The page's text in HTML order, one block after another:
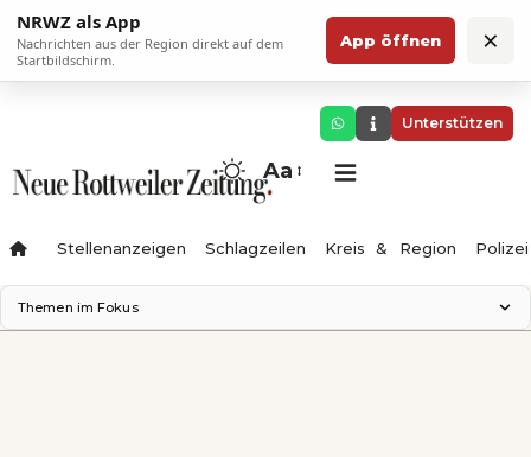
NRWZ als App
Nachrichten aus der Region direkt auf dem
Startbildschirm.
App öffnen ×
Unterstützen
Aa
Stellenanzeigen Schlagzeilen Kreis & Region Polizei
Themen im Fokus